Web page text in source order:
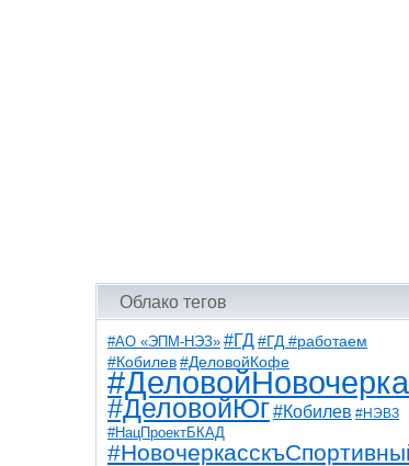
Облако тегов
#АО «ЭПМ-НЭЗ» #ГД #ГД #работаем
#Кобилев #ДеловойКофе
#ДеловойЮг#Кобилев #НЭВЗ
#НацПроектБКАД